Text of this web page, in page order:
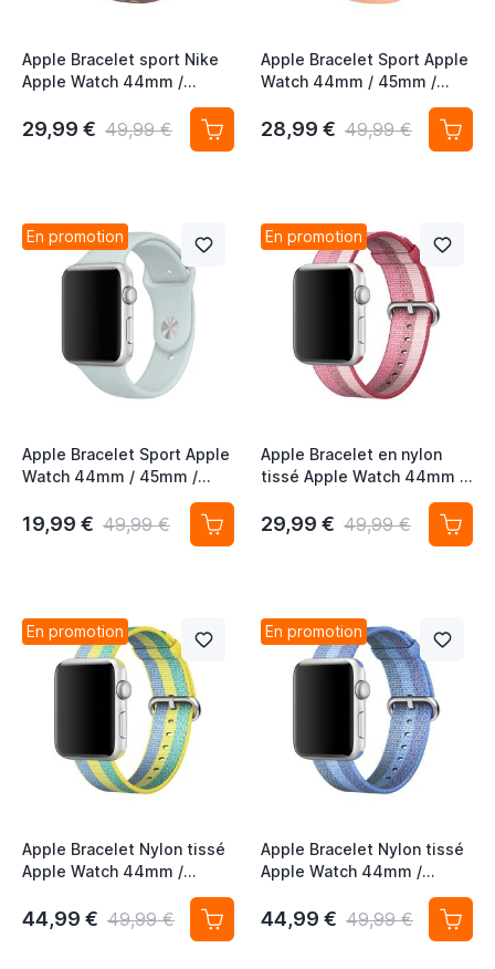
Apple Bracelet sport Nike
Apple Watch 44mm /
45mm / 46mm / 49mm -
Smokey Mauve / Particle
29,99 € 49,99 €
Apple Bracelet Sport Apple
Watch 44mm / 45mm /
Cantaloupe
28,99 € 49,99 €
En promotion
Apple Bracelet Sport Apple
Watch 44mm / 45mm /
46mm / 49mm - Mist Blue
19,99 € 49,99 €
En promotion
Apple Bracelet en nylon
tissé Apple Watch 44mm /
45mm / 46mm / 49mm -
Berry
29,99 € 49,99 €
En promotion
Apple Bracelet Nylon tissé
Apple Watch 44mm /
45mm / 46mm / 49mm -
Pollen
44,99 € 49,99 €
En promotion
Apple Bracelet Nylon tissé
Apple Watch 44mm /
45mm / 46mm / 49mm -
Tahoe Blue
44,99 € 49,99 €